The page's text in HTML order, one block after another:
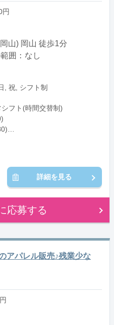
円
山) 岡山 徒歩1分
囲：なし
, 祝, シフト制
フト(時間交替制)
詳細を見る
応募する
アパレル販売♪残業少な